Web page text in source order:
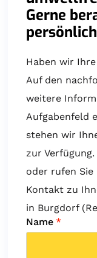
Gerne
Haben wir
Auf den
weitere
Aufgabenfeld
stehen wir
zur
oder rufen Sie
Kontakt zu
in Burgdorf
Name *